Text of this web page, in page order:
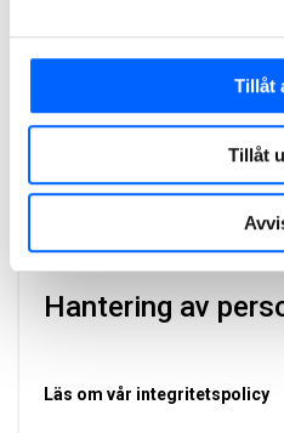
Tillåt
Tillåt
Rekrytering på
Så går det till på NCC vid
Hantering av
Läs om vår integritetspolicy